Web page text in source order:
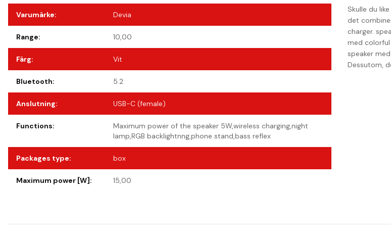
Varumärke: Devia
Range: 10,00
Färg: Vit
Bluetooth: 5.2
Anslutning: USB-C (female)
Functions:
Maximum power of the speaker 5W,wireless charging,night
lamp,RGB backlightnng,phone stand,bass reflex
Packages type: box
Maximum power [W]: 15,00
Skulle du
det
charger.
med colorful
speaker
Dessutom,